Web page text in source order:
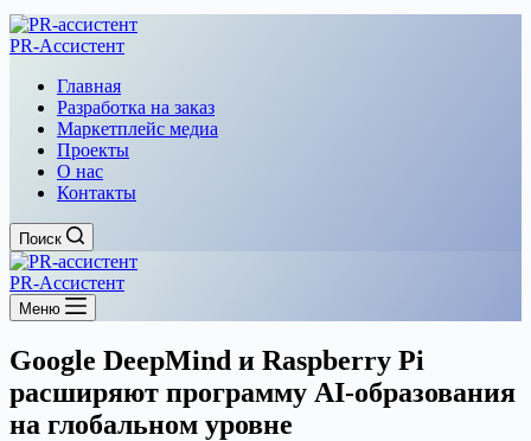
PR-Ассистент
Главная
Разработка на заказ
Маркетплейс медиа
Проекты
О нас
Контакты
Поиск
PR-Ассистент
Меню
Google DeepMind и Raspberry Pi
расширяют программу AI-образования
на глобальном уровне